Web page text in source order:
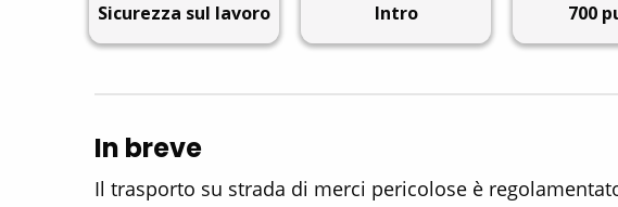
Sicurezza sul lavoro Intro 700
In breve
Il trasporto su strada di merci pericolose è